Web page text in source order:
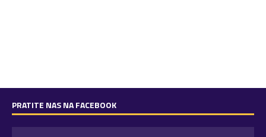
PRATITE NAS NA FACEBOOK